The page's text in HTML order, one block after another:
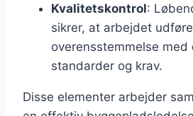
Kvalitetskontrol:
sikrer, at arbejdet
overensstemmelse
standarder og krav.
Disse elementer arbejder